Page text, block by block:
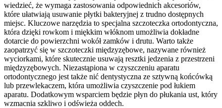
wiedzieć, że wymaga zastosowania odpowiednich akcesoriów,
które ułatwiają usuwanie płytki bakteryjnej z trudno dostępnych
miejsc. Kluczowe narzędzia to specjalna szczoteczka ortodontyczna,
która dzięki rowkom i miękkim włóknom umożliwia dokładne
dotarcie do powierzchni wokół zamków i drutu. Warto także
zaopatrzyć się w szczoteczki międzyzębowe, nazywane również
wyciorkami, które skutecznie usuwają resztki jedzenia z przestrzeni
międzyzębowych. Niezastąpiona w czyszczeniu aparatu
ortodontycznego jest także nić dentystyczna ze sztywną końcówką
lub przewlekaczem, która umożliwia czyszczenie pod łukiem
aparatu. Dodatkowym wsparciem będzie płyn do płukania ust, który
wzmacnia szkliwo i odświeża oddech.